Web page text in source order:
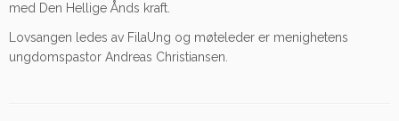
med Den Hellige Ånds kraft.
Lovsangen ledes av FilaUng og møteleder er menighetens
ungdomspastor Andreas Christiansen.